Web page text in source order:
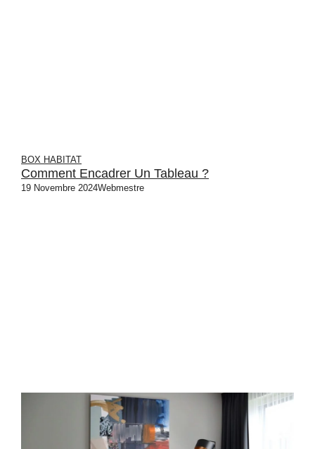
BOX HABITAT
Comment Encadrer Un Tableau ?
19 Novembre 2024Webmestre